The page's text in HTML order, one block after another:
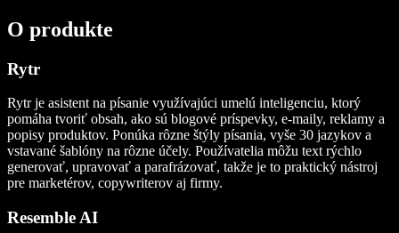
O produkte
Rytr
Rytr je asistent na písanie využívajúci umelú inteligenciu, ktorý
pomáha tvoriť obsah, ako sú blogové príspevky, e-maily, reklamy a
popisy produktov. Ponúka rôzne štýly písania, vyše 30 jazykov a
vstavané šablóny na rôzne účely. Používatelia môžu text rýchlo
generovať, upravovať a parafrázovať, takže je to praktický nástroj
pre marketérov, copywriterov aj firmy.
Resemble AI